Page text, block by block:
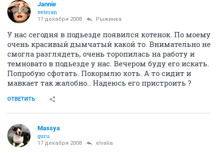
Jannie
veteran
17 декабря 2008 Рыжинка
У нас сегодня в подьезде появился котенок. По моему
очень красивый дымчатый какой то. Внимательно не
смогла разглядеть, очень торопилась на работу и
темновато в подьезде у нас. Вечером буду его искать.
Попробую сфотать. Покормлю хоть. А то сидит и
мавкает так жалобно.. Надеюсь его пристроить ?
ОТВЕТИТЬ
Massya
guru
17 декабря 2008 elvalia